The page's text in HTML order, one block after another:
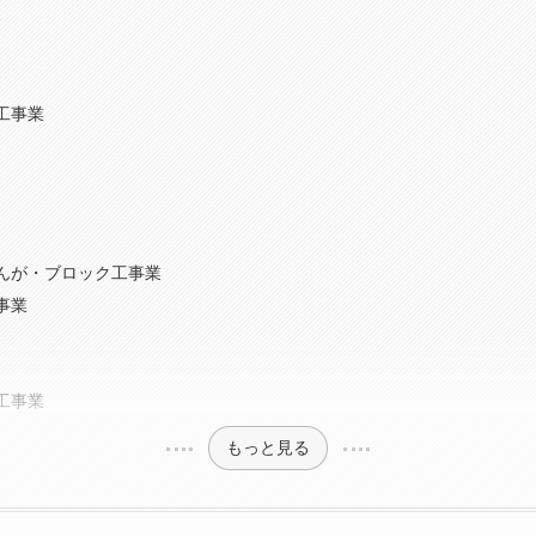
事業
が・ブロック工事業
業
事業
もっと見る